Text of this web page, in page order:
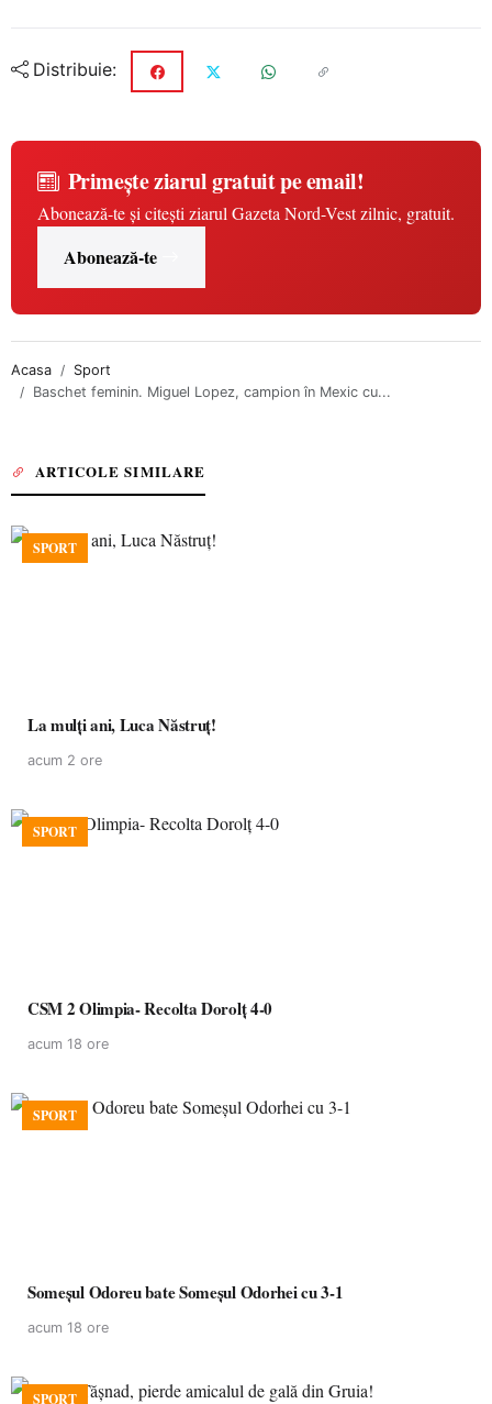
Distribuie:
Primește ziarul gratuit pe email!
Abonează-te și citești ziarul Gazeta Nord-Vest zilnic, gratuit.
Abonează-te
Acasa
Sport
Baschet feminin. Miguel Lopez, campion în Mexic cu...
ARTICOLE SIMILARE
SPORT
La mulţi ani, Luca Năstruţ!
acum 2 ore
SPORT
CSM 2 Olimpia- Recolta Dorolț 4-0
acum 18 ore
SPORT
Someșul Odoreu bate Someșul Odorhei cu 3-1
acum 18 ore
SPORT